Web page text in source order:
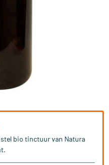
bio tinctuur van Natura